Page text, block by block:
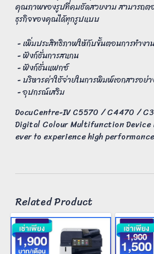
คุณภาพของรูปที่คมชัดสวยงาม สามารถต
ธุรกิจของคุณได้ทุกรูปแบบ
- เพิ่มประสิทธิภาพให้กับขั้นตอนการทำงา
- ฟังก์ชั่นการสแกน
- ฟังก์ชั่นแฟกซ์
- บริหารค่าใช้จ่ายในการพิมพ์เอกสารอย่
- อุปกรณ์เสริม
DocuCentre-IV C5570 / C4470 /
Digital Colour Multifunction Device
ever to experience high performance
Related Product